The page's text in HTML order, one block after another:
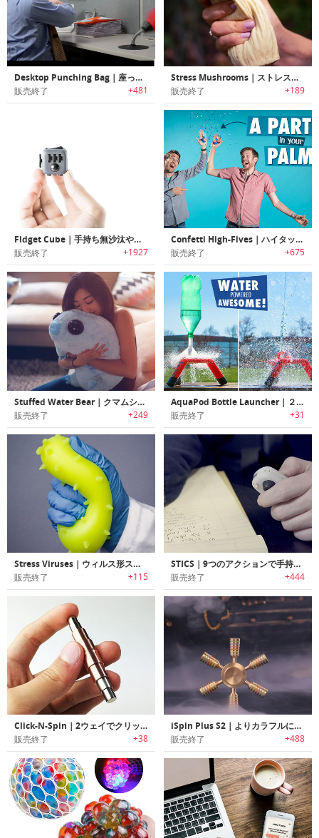
Desktop Punching Bag｜座ったままストレス解消可能なデスクトップパンチングバッグ
販売終了 +481
Stress Mushrooms｜ストレス解消に役立つマッシュルーム
販売終了 +189
Fidget Cube｜手持ち無沙汰やイライラを解消するデスクトイ「フィジィットキューブ」
販売終了 +1927
Confetti High-Fives｜ハイタッチすると紙吹雪を飛ばすパーティグッズ「コンフェティハイファイブ」
販売終了 +675
Stuffed Water Bear｜クマムシモチーフのぬいぐるみ
販売終了 +249
AquaPod Bottle Launcher｜２Lペットボトルを30m飛ばせるボトルランチャー「アクアポッド」
販売終了 +31
Stress Viruses｜ウィルス形ストレス解消ラバー「ストレスウィルス」
販売終了 +115
STICS｜9つのアクションで手持ち無沙汰を解消するフィジッティングデバイス「スティックス」
販売終了 +444
Click-N-Spin｜2ウェイでクリック・スピン可能なフィジットトイ「クリックNスピン」
販売終了 +38
iSpin Plus S2｜よりカラフルになった世界中で大人気のiSpinの新型ハンドスピナー「iSpin Plus S2」
販売終了 +488